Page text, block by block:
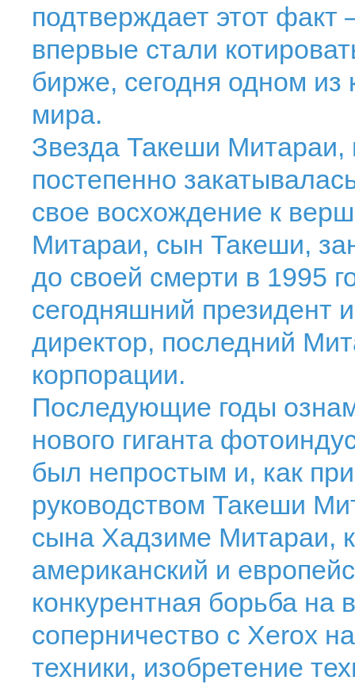
подтверждает этот
впервые стали
бирже, сегодня одном
мира.
Звезда Такеши
постепенно
свое восхождение к
Митараи, сын Такеши,
до своей смерти в 1995
сегодняшний президент
директор, последний
корпорации.
Последующие годы
нового гиганта
был непростым и, как
руководством Такеши
сына Хадзиме Митараи,
американский и
конкурентная борьба на
соперничество с Xerox
техники, изобретение